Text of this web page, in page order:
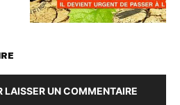
LAISSER UN COMMENTAIRE